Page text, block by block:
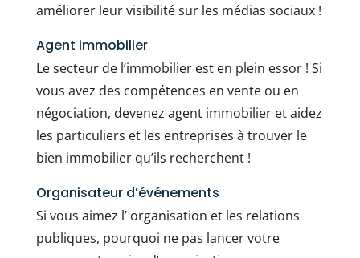
améliorer leur visibilité sur les médias sociaux !
Agent immobilier
Le secteur de l’immobilier est en plein essor ! Si
vous avez des compétences en vente ou en
négociation, devenez agent immobilier et aidez
les particuliers et les entreprises à trouver le
bien immobilier qu’ils recherchent !
Organisateur d’événements
Si vous aimez l’ organisation et les relations
publiques, pourquoi ne pas lancer votre